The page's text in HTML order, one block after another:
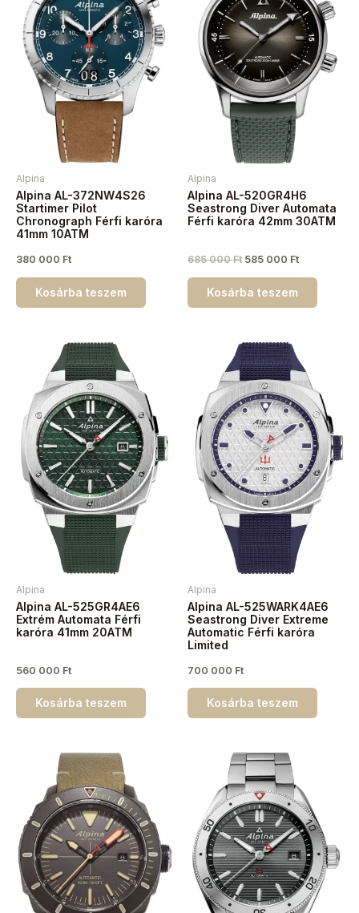
Alpina
Alpina AL-372NW4S26
Startimer Pilot
Chronograph Férfi karóra
41mm 10ATM
380 000 Ft
Kosárba teszem
Alpina
Alpina AL-520GR4H6
Seastrong Diver Automata
Férfi karóra 42mm 30ATM
685 000Ft 585 000 Ft
Kosárba teszem
Alpina
Alpina AL-525GR4AE6
Extrém Automata Férfi
karóra 41mm 20ATM
560 000 Ft
Kosárba teszem
Alpina
Alpina AL-525WARK4AE6
Seastrong Diver Extreme
Automatic Férfi karóra
Limited
700 000 Ft
Kosárba teszem